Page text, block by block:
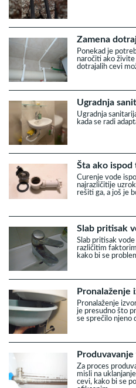
Zamena
Ponekad je
naročiti ako
dotrajalih cevi
Ugradnja
Ugradnja
kada se radi
Šta ako ispod
Curenje vode
najrazličitije
rešiti ga, a još je
Slab pritisak
Slab pritisak
različitim
kako bi se
Pronalaženje
Pronalaženje
je presudno što
se sprečilo njeno
Za proces
misli na
cevi, kako bi se